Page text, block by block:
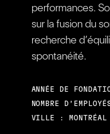
performances.
sur la fusion du
recherche
spontanéité.
ANNÉE DE
NOMBRE
VILLE : MONTRÉAL